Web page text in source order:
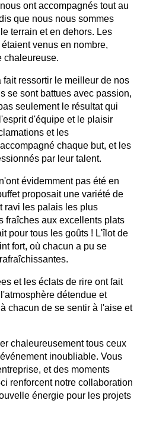
ont accompagnés tout au
que nous nous sommes
terrain et en dehors. Les
venus en nombre,
chaleureuse.
fait ressortir le meilleur de nos
se sont battues avec passion,
seulement le résultat qui
d'équipe et le plaisir
et les
chaque but, et les
par leur talent.
évidemment pas été en
proposait une variété de
ravi les palais les plus
fraîches aux excellents plats
pour tous les goûts ! L'îlot de
fort, où chacun a pu se
et les éclats de rire ont fait
détendue et
chacun de se sentir à l'aise et
chaleureusement tous ceux
inoubliable. Vous
et des moments
renforcent notre collaboration
énergie pour les projets